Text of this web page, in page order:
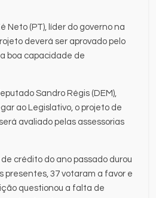
Neto (PT), líder do governo na
deverá ser aprovado pelo
boa capacidade de
Sandro Régis (DEM),
ao Legislativo, o projeto de
avaliado pelas assessorias
crédito do ano passado durou
presentes, 37 votaram a favor e
questionou a falta de